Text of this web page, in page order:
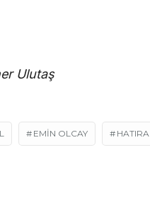
Ulutaş
EMIN OLCAY HATIRA